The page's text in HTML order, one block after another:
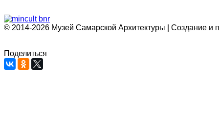
© 2014-2026 Музей Самарской Архитектуры | Создание и
Поделиться